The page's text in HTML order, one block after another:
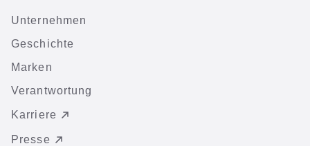
Unternehmen
Geschichte
Marken
Verantwortung
Karriere
Presse